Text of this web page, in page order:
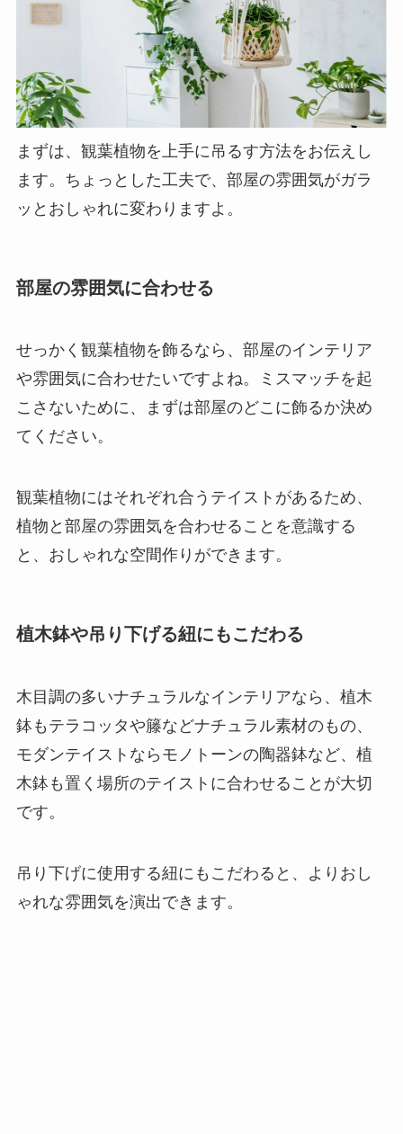
まずは、観葉植物を上手に吊るす方法をお伝えし
ます。ちょっとした工夫で、部屋の雰囲気がガラ
ッとおしゃれに変わりますよ。
部屋の雰囲気に合わせる
せっかく観葉植物を飾るなら、部屋のインテリア
や雰囲気に合わせたいですよね。ミスマッチを起
こさないために、まずは部屋のどこに飾るか決め
てください。
観葉植物にはそれぞれ合うテイストがあるため、
植物と部屋の雰囲気を合わせることを意識する
と、おしゃれな空間作りができます。
植木鉢や吊り下げる紐にもこだわる
木目調の多いナチュラルなインテリアなら、植木
鉢もテラコッタや籐などナチュラル素材のもの、
モダンテイストならモノトーンの陶器鉢など、 植
木鉢も置く場所のテイストに合わせることが大切
です。
吊り下げに使用する紐にもこだわると、よりおし
ゃれな雰囲気を演出できます。